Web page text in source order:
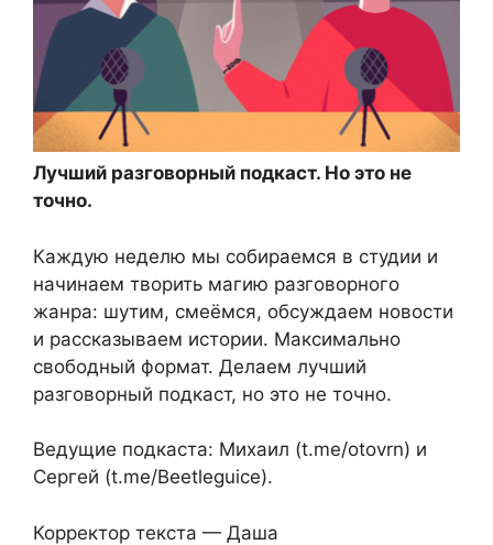
Лучший разговорный подкаст. Но это не
точно.
Каждую неделю мы собираемся в студии и
начинаем творить магию разговорного
жанра: шутим, смеёмся, обсуждаем новости
и рассказываем истории. Максимально
свободный формат. Делаем лучший
разговорный подкаст, но это не точно.
Ведущие подкаста: Михаил (t.me/otovrn) и
Сергей (t.me/Beetleguice).
Корректор текста — Даша